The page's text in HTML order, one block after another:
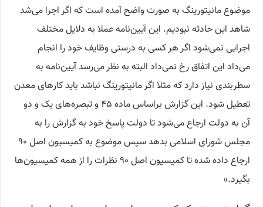
موضوع مانیتورینگ به صورت واضح آمده است که اگر اجرا می‌شد
شاهد این حادثه نبودیم. این آیین‌نامه عملا به دلایل مختلف
اجرایی نمی‌شود اگر هر کسی به درستی وظایف خود را انجام
می‌داد این اتفاق رخ نمی‌داد البته به نظر می‌رسد آیین‌نامه به
سطربندی نیاز دارد که مثلا اگر مانیتورینگ نباشد باید کارهای معدن
تعطیل شود. این گزارش براساس ماده ۴۵ و تبصره‌های یک و دو
آن به دولت ارجاع می‌شود تا دولت پاسخ خود به گزارش را به
مجلس شورای اسلامی بدهد سپس موضوع به کمیسیون اصل ۹۰
ارجاع داده شده تا کمیسیون اصل ۹۰ نظرات را از همه کمیسیون‌ها
بگیرد.»